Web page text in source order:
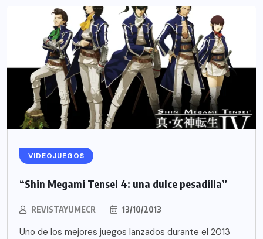
VIDEOJUEGOS
“Shin Megami Tensei 4: una dulce pesadilla”
REVISTAYUMECR 13/10/2013
Uno de los mejores juegos lanzados durante el 2013